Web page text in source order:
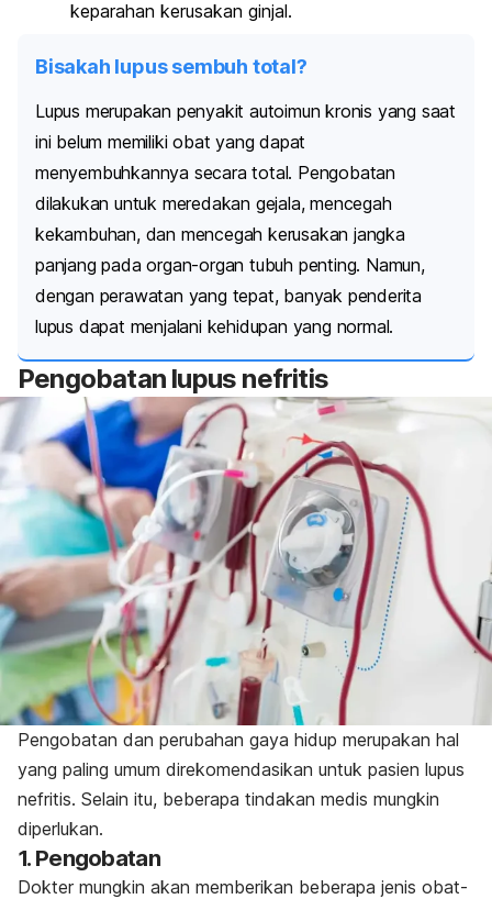
keparahan kerusakan ginjal.
Bisakah lupus sembuh total?
Lupus merupakan penyakit autoimun kronis yang saat
ini belum memiliki obat yang dapat
menyembuhkannya secara total. Pengobatan
dilakukan untuk meredakan gejala, mencegah
kekambuhan, dan mencegah kerusakan jangka
panjang pada organ-organ tubuh penting. Namun,
dengan perawatan yang tepat, banyak penderita
lupus dapat menjalani kehidupan yang normal.
Pengobatan lupus nefritis
Pengobatan dan perubahan gaya hidup merupakan hal
yang paling umum direkomendasikan untuk pasien lupus
nefritis. Selain itu, beberapa tindakan medis mungkin
diperlukan.
1. Pengobatan
Dokter mungkin akan memberikan beberapa jenis obat-